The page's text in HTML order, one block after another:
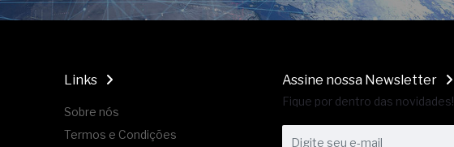
Links
Sobre nós
Termos e Condições
Assine nossa Newsletter
Fique por dentro das novidades!